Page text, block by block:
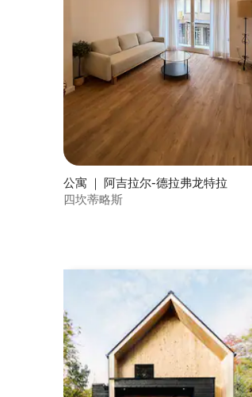
公寓 ｜ 阿吉拉尔-德拉弗龙特拉
四坎蒂略斯